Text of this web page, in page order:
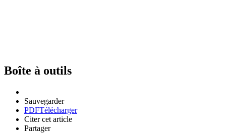
Boîte à outils
Sauvegarder
PDFTélécharger
Citer cet article
Partager